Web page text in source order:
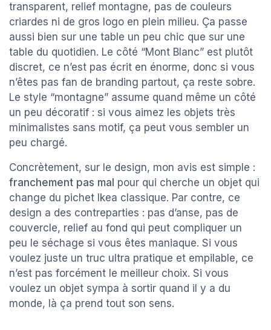
transparent, relief montagne, pas de couleurs
criardes ni de gros logo en plein milieu. Ça passe
aussi bien sur une table un peu chic que sur une
table du quotidien. Le côté “Mont Blanc” est plutôt
discret, ce n’est pas écrit en énorme, donc si vous
n’êtes pas fan de branding partout, ça reste sobre.
Le style “montagne” assume quand même un côté
un peu décoratif : si vous aimez les objets très
minimalistes sans motif, ça peut vous sembler un
peu chargé.
Concrètement, sur le design, mon avis est simple :
franchement pas mal pour qui cherche un objet qui
change du pichet Ikea classique. Par contre, ce
design a des contreparties : pas d’anse, pas de
couvercle, relief au fond qui peut compliquer un
peu le séchage si vous êtes maniaque. Si vous
voulez juste un truc ultra pratique et empilable, ce
n’est pas forcément le meilleur choix. Si vous
voulez un objet sympa à sortir quand il y a du
monde, là ça prend tout son sens.